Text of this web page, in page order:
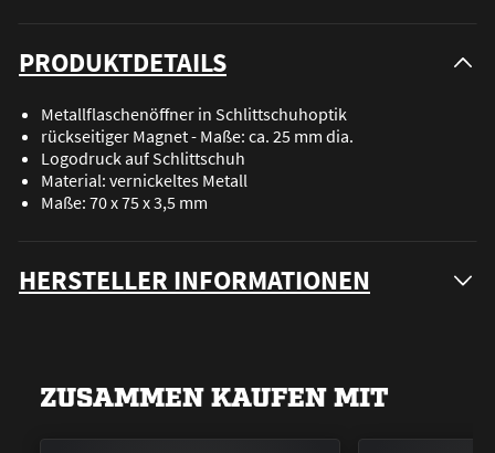
PRODUKTDETAILS
Metallflaschenöffner in Schlittschuhoptik
rückseitiger Magnet - Maße: ca. 25 mm dia.
Logodruck auf Schlittschuh
Material: vernickeltes Metall
Maße: 70 x 75 x 3,5 mm
HERSTELLER INFORMATIONEN
ZUSAMMEN KAUFEN MIT